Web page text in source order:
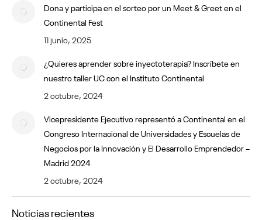
Dona y participa en el sorteo por un Meet & Greet en el
Continental Fest
11 junio, 2025
¿Quieres aprender sobre inyectoterapia? Inscríbete en
nuestro taller UC con el Instituto Continental
2 octubre, 2024
Vicepresidente Ejecutivo representó a Continental en el
Congreso Internacional de Universidades y Escuelas de
Negocios por la Innovación y El Desarrollo Emprendedor –
Madrid 2024
2 octubre, 2024
Noticias recientes